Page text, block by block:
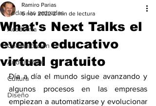
Todas las entradas
Academia
Comunicación
AndeanWire
Cultura
Diseño
What's Next Talks el
evento educativo
virtual gratuito
Ramiro Parias
6 nov 2022 2 min de lectura
Día a día el mundo sigue avanzando y
algunos procesos en las empresas
empiezan a automatizarse y evolucionar